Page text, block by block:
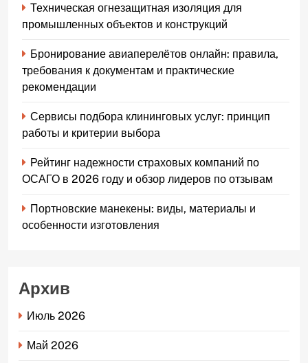
Техническая огнезащитная изоляция для
промышленных объектов и конструкций
Бронирование авиаперелётов онлайн: правила,
требования к документам и практические
рекомендации
Сервисы подбора клининговых услуг: принцип
работы и критерии выбора
Рейтинг надежности страховых компаний по
ОСАГО в 2026 году и обзор лидеров по отзывам
Портновские манекены: виды, материалы и
особенности изготовления
Архив
Июль 2026
Май 2026